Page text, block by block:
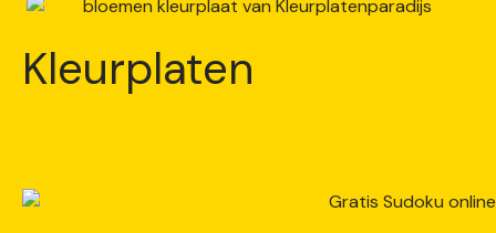
Kleurplaten